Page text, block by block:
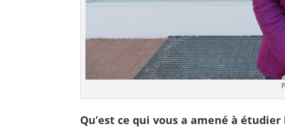
Qu’est ce qui vous a amené à étudier